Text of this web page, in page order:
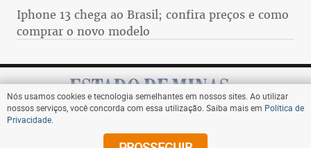
Iphone 13 chega ao Brasil; confira preços e como
comprar o novo modelo
Assine
Nós usamos cookies e tecnologia semelhantes em nossos sites. Ao utilizar
nossos serviços, você concorda com essa utilização. Saiba mais em Política de
Privacidade